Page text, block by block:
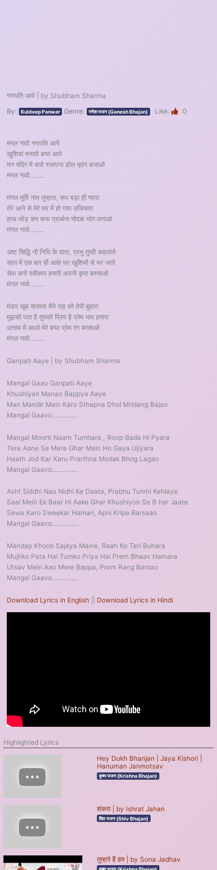
गणपति आये | by Shubham Sharma
By: Kuldeep Panwar Genre: गणेश भजन (Ganesh Bhajan) Like: 0
मंगल गावो गणपति आये
खुशियां मनावो बप्पा आये
मन मंदिर में करो स्थापना ढोल मृदंग बजाओ
मंगल गावो........
मंगल मूर्ति नाम तुम्हारा, रूप बड़ा ही प्यारा
तेरे आने से मेरे घर में हो गया उजियारा
हाथ जोड़ कर करू प्रार्थना मोदक भोग लगाओ
मंगल गावो........
अष्ट सिद्धि नौ निधि के दाता, प्रभु तुम्ही कहलाते
साल में एक बार ही आके घर खुशियों से भर जाते
सेवा करो स्वीकार हमारी अपनी कृपा बरसाओ
मंगल गावो........
मंडप खूब सजाया मैंने राह को तेरी बुहारा
मुझको पता है तुमको प्रिय है प्रेम भाव हमारा
उत्सव में आओ मेरे बप्पा प्रेम रंग बरसाओ
मंगल गावो........
Ganpati Aaye | by Shubham Sharma
Mangal Gaao Ganpati Aaye
Khushiyan Manao Bappya Aaye
Man Mandir Mein Karo Sthapna Dhol Mridang Bajao
Mangal Gaavo……………
Mangal Moorti Naam Tumhara , Roop Bada Hi Pyara
Tere Aane Se Mere Ghar Mein Ho Gaya Ujiyara
Haath Jod Kar Karu Prarthna Modak Bhog Lagao
Mangal Gaavo……………
Asht Siddhi Nau Nidhi Ke Daata, Prabhu Tumhi Kehlaye
Saal Mein Ek Baar Hi Aake Ghar Khushiyon Se B har Jaate
Sewa Karo Sweekar Hamari, Apni Kripa Barsaao
Mangal Gaavo……………
Mandap Khoob Sajaya Maine, Raah Ko Teri Buhara
Mujhko Pata Hai Tumko Priya Hai Prem Bhaav Hamara
Utsav Mein Aao Mere Bappa, Prem Rang Barsao
Mangal Gaavo……………
Download Lyrics in English Download Lyrics in Hindi
Highlighted Lyrics
Hey Dukh Bhanjan | Jaya Kishori |
Hanuman Janmotsav
कृष्ण भजन (Krishna Bhajan)
शंकरा | by Ishrat Jahan
शिव भजन (Shiv Bhajan)
तुम्हारे हैं हम | by Sona Jadhav
कृष्ण भजन (Krishna Bhajan)